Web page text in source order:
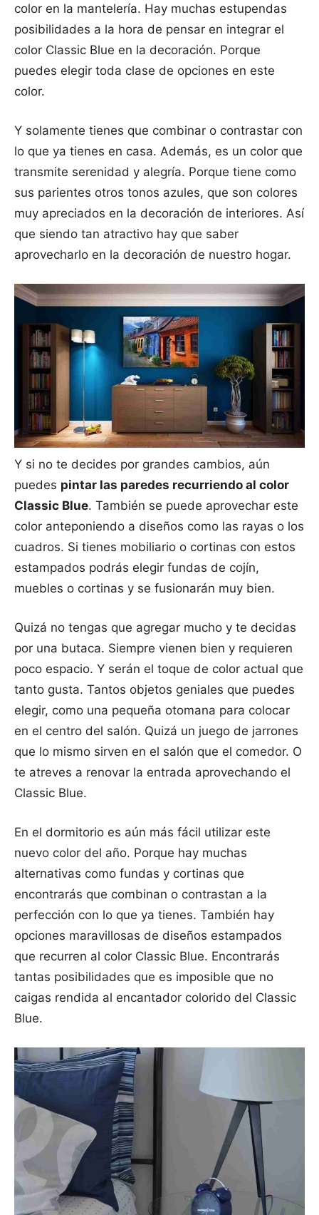
color en la mantelería. Hay muchas estupendas
posibilidades a la hora de pensar en integrar el
color Classic Blue en la decoración. Porque
puedes elegir toda clase de opciones en este
color.
Y solamente tienes que combinar o contrastar con
lo que ya tienes en casa. Además, es un color que
transmite serenidad y alegría. Porque tiene como
sus parientes otros tonos azules, que son colores
muy apreciados en la decoración de interiores. Así
que siendo tan atractivo hay que saber
aprovecharlo en la decoración de nuestro hogar.
Y si no te decides por grandes cambios, aún
puedes pintar las paredes recurriendo al color
Classic Blue. También se puede aprovechar este
color anteponiendo a diseños como las rayas o los
cuadros. Si tienes mobiliario o cortinas con estos
estampados podrás elegir fundas de cojín,
muebles o cortinas y se fusionarán muy bien.
Quizá no tengas que agregar mucho y te decidas
por una butaca. Siempre vienen bien y requieren
poco espacio. Y serán el toque de color actual que
tanto gusta. Tantos objetos geniales que puedes
elegir, como una pequeña otomana para colocar
en el centro del salón. Quizá un juego de jarrones
que lo mismo sirven en el salón que el comedor. O
te atreves a renovar la entrada aprovechando el
Classic Blue.
En el dormitorio es aún más fácil utilizar este
nuevo color del año. Porque hay muchas
alternativas como fundas y cortinas que
encontrarás que combinan o contrastan a la
perfección con lo que ya tienes. También hay
opciones maravillosas de diseños estampados
que recurren al color Classic Blue. Encontrarás
tantas posibilidades que es imposible que no
caigas rendida al encantador colorido del Classic
Blue.